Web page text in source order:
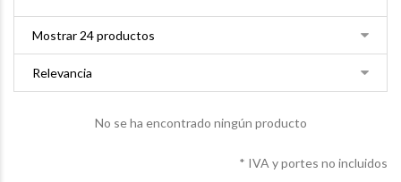
No se ha encontrado ningún producto
* IVA y portes no incluidos